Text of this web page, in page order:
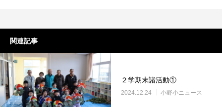
関連記事
２学期末諸活動①
2024.12.24 小野小ニュース